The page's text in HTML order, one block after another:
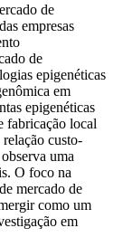
de
empresas
de
epigenéticas
em
epigenéticas
fabricação local
custo-
uma
O foco na
mercado de
como um
em